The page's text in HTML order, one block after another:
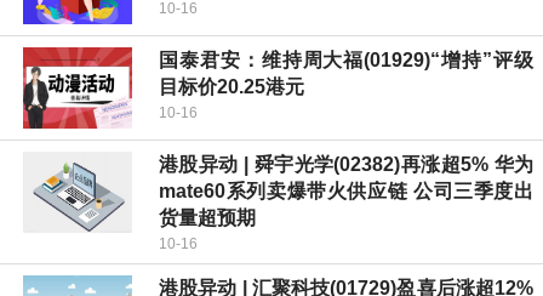
10-16
国泰君安：维持周大福(01929)“增持”评级
目标价20.25港元
10-16
港股异动 | 舜宇光学(02382)再涨超5% 华为
mate60系列卖爆带火供应链 公司三季度出
货量超预期
10-16
港股异动 | 汇聚科技(01729)盈喜后涨超12%